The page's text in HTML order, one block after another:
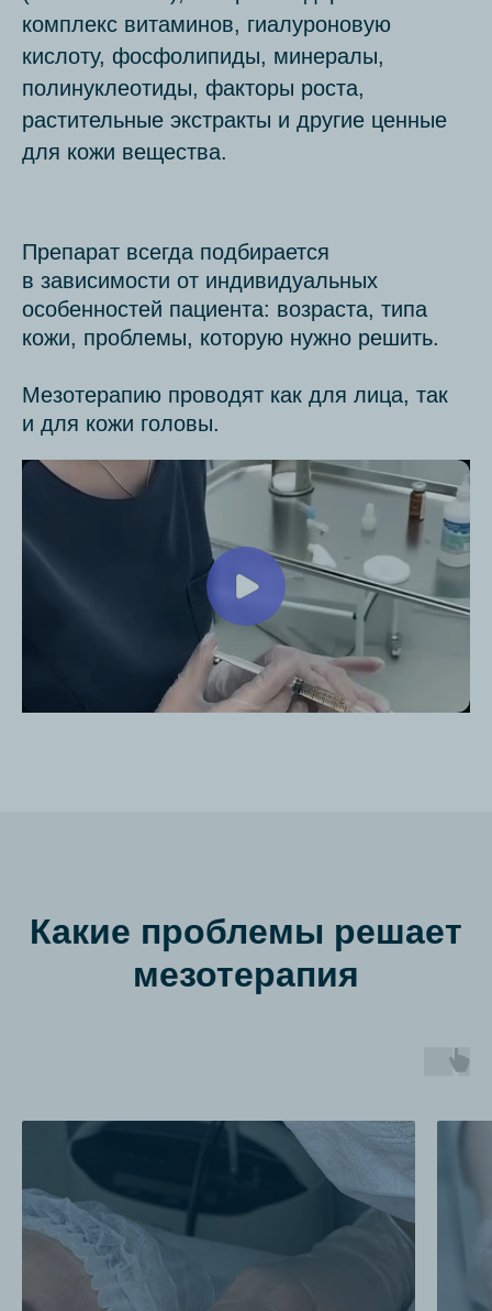
комплекс витаминов, гиалуроновую
кислоту, фосфолипиды, минералы,
полинуклеотиды, факторы роста,
растительные экстракты и другие ценные
для кожи вещества.
Препарат всегда подбирается
в зависимости от индивидуальных
особенностей пациента: возраста, типа
кожи, проблемы, которую нужно решить.
Мезотерапию проводят как для лица, так
и для кожи головы.
Какие проблемы решает
мезотерапия